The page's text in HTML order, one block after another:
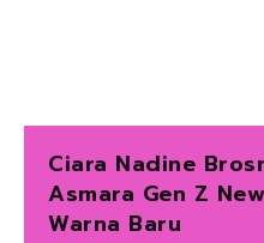
Ciara Nadine
Asmara Gen Z
Warna Baru